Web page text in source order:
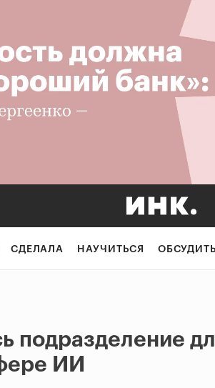
СДЕЛАЛА НАУЧИТЬСЯ ОБСУДИТЬ
подразделение
ИИ